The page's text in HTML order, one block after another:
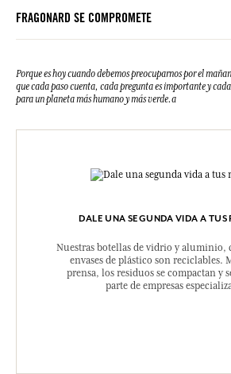
FRAGONARD SE COMPROMETE
Porque es hoy cuando debemos preocuparnos por el
que cada paso cuenta, cada pregunta es importante y
para un planeta más humano y más verde.a
DALE UNA SEGUNDA VIDA A TUS
Nuestras botellas de vidrio y aluminio,
envases de plástico son reciclables.
prensa, los residuos se compactan y
parte de empresas